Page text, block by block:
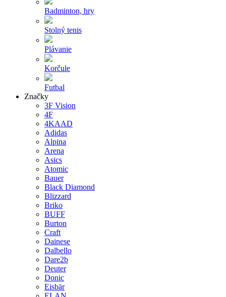
Badminton, hry
Stolný tenis
Plávanie
Korčule
Futbal
Značky
3F Vision
4F
4KAAD
Adidas
Alpina
Arena
Asics
Atomic
Bauer
Black Diamond
Blizzard
Briko
BUFF
Burton
Craft
Dainese
Dalbello
Dare2b
Deuter
Donic
Eisbär